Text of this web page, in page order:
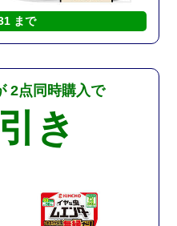
まで
2点同時購入で
引き